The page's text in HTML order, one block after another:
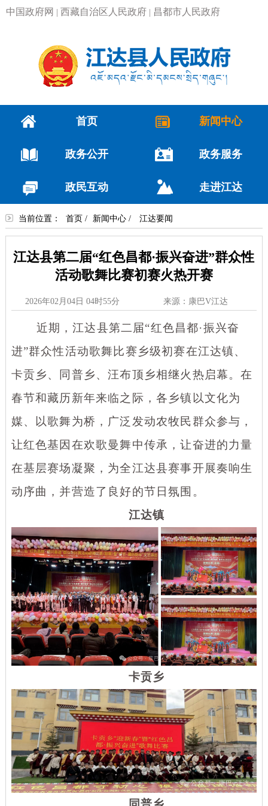
中国政府网 西藏自治区人民政府 昌都市人民政府
首页 新闻中心
政务公开 政务服务
政民互动 走进江达
当前位置： 首页 / 新闻中心/ 江达要闻
江达县第二届“红色昌都·振兴奋进”群众性
活动歌舞比赛初赛火热开赛
2026年02月04日 04时55分 来源：康巴V江达
近期，江达县第二届“红色昌都·振兴奋
进”群众性活动歌舞比赛乡级初赛在江达镇、
卡贡乡、同普乡、汪布顶乡相继火热启幕。在
春节和藏历新年来临之际，各乡镇以文化为
媒、以歌舞为桥，广泛发动农牧民群众参与，
让红色基因在欢歌曼舞中传承，让奋进的力量
在基层赛场凝聚，为全江达县赛事开展奏响生
动序曲，并营造了良好的节日氛围。
江达镇
卡贡乡